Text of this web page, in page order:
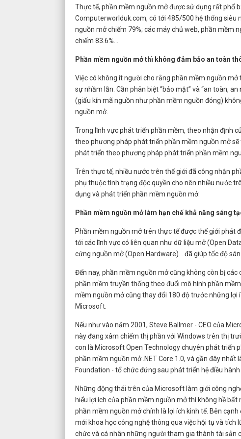
Thực tế, phần mềm nguồn mở được sử dụng rất phổ
Computerworlduk.com, có tới 485/500 hệ thống siêu
nguồn mở chiếm 79%; các máy chủ web, phần mềm
chiếm 83.6%...
Phần mềm nguồn mở thì không đảm bảo an toàn
Việc có không ít người cho rằng phần mềm nguồn
sự nhầm lẫn. Cần phân biệt “bảo mật” và “an toàn,
(giấu kín mã nguồn như phần mềm nguồn đóng)
nguồn mở.
Trong lĩnh vực phát triển phần mềm, theo nhận định
theo phương pháp phát triển phần mềm nguồn mở
phát triển theo phương pháp phát triển phần mềm
Trên thực tế, nhiều nước trên thế giới đã công nhận
phụ thuộc tình trạng độc quyền cho nên nhiều nước
dụng và phát triển phần mềm nguồn mở.
Phần mềm nguồn mở làm hạn chế khả năng sáng
Phần mềm nguồn mở trên thực tế được thế giới phát
tới các lĩnh vực có liên quan như dữ liệu mở (Open
cứng nguồn mở (Open Hardware)… đã giúp tốc độ
Đến nay, phần mềm nguồn mở cũng không còn bị
phần mềm truyền thống theo đuổi mô hình phần
mềm nguồn mở cũng thay đổi 180 độ trước những lợi
Microsoft.
Nếu như vào năm 2001, Steve Ballmer - CEO của
này đang xâm chiếm thị phần với Windows trên thị
con là Microsoft Open Technology chuyên phát triển
phần mềm nguồn mở .NET Core 1.0, và gần đây
Foundation - tổ chức đứng sau phát triển hệ điều
Những động thái trên của Microsoft làm giới công
hiểu lợi ích của phần mềm nguồn mở thì không hề
phần mềm nguồn mở chính là lợi ích kinh tế. Bên
mới khoa học công nghệ thông qua việc hội tụ và tích
chức và cá nhân những người tham gia thành tài sản